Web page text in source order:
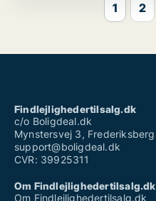
1 2
Findlejlighedertilsalg.dk
c/o Boligdeal.dk
Mynstersvej 3, Frederiksberg
support@boligdeal.dk
CVR: 39925311
Om Findlejlighedertilsalg.dk
Om Findlejlighedertilsalg.dk